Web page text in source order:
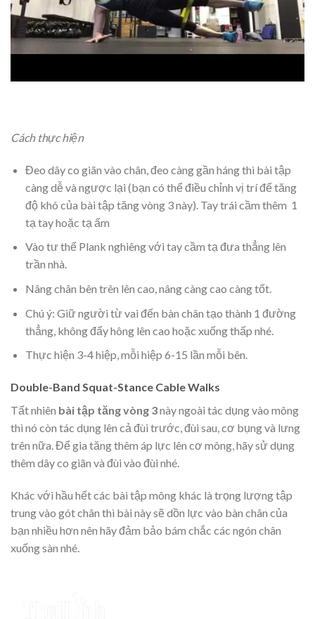
Cách thực hiện
Đeo dây co giãn vào chân, đeo càng gần háng thì bài tập
càng dễ và ngược lại (bạn có thể điều chỉnh vị trí để tăng
độ khó của bài tập tăng vòng 3 này). Tay trái cầm thêm 1
tạ tay hoặc tạ ấm
Vào tư thế Plank nghiêng với tay cầm tạ đưa thẳng lên
trần nhà.
Nâng chân bên trên lên cao, nâng càng cao càng tốt.
Chú ý: Giữ người từ vai đến bàn chân tạo thành 1 đường
thẳng, không đẩy hông lên cao hoặc xuống thấp nhé.
Thực hiện 3-4 hiệp, mỗi hiệp 6-15 lần mỗi bên.
Double-Band Squat-Stance Cable Walks
Tất nhiên bài tập tăng vòng 3này ngoài tác dụng vào mông
thì nó còn tác dụng lên cả đùi trước, đùi sau, cơ bụng và lưng
trên nữa. Để gia tăng thêm áp lực lên cơ mông, hãy sử dụng
thêm dây co giãn và đùi vào đùi nhé.
Khác với hầu hết các bài tập mông khác là trọng lượng tập
trung vào gót chân thì bài này sẽ dồn lực vào bàn chân của
bạn nhiều hơn nên hãy đảm bảo bám chắc các ngón chân
xuống sàn nhé.